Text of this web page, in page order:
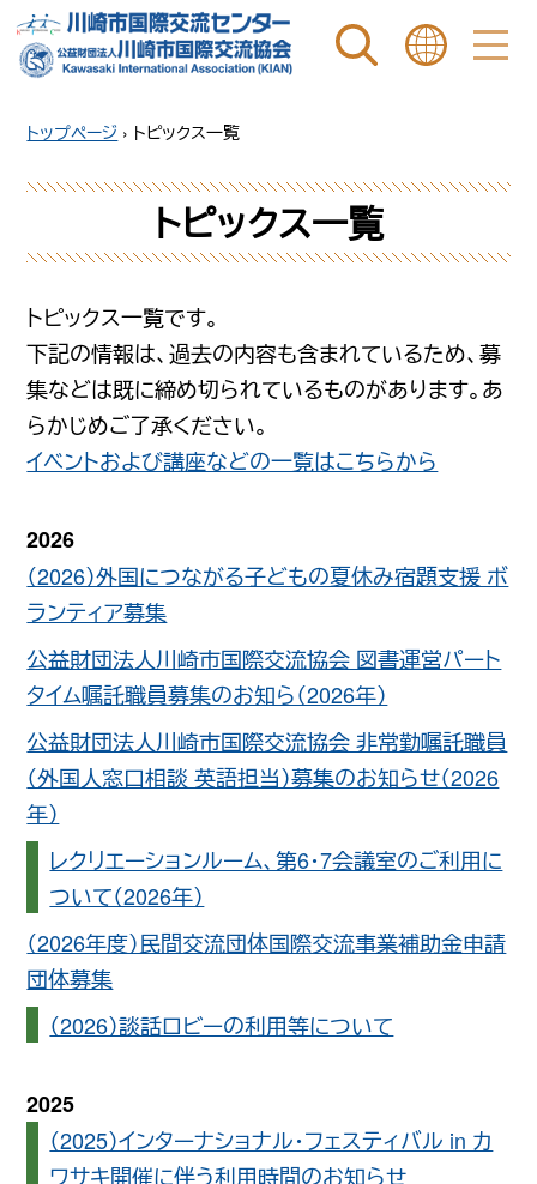
ページ内を検索
ことば
トップページ › トピックス一覧
トピックス一覧
トピックス一覧です。
下記の情報は、過去の内容も含まれているため、募
集などは既に締め切られているものがあります。あ
らかじめご了承ください。
イベントおよび講座などの一覧はこちらから
2026
（2026）外国につながる子どもの夏休み宿題支援 ボ
ランティア募集
公益財団法人川崎市国際交流協会 図書運営パート
タイム嘱託職員募集のお知ら（2026年）
公益財団法人川崎市国際交流協会 非常勤嘱託職員
（外国人窓口相談 英語担当）募集のお知らせ（2026
年）
レクリエーションルーム、第6・7会議室のご利用に
ついて（2026年）
（2026年度）民間交流団体国際交流事業補助金申請
団体募集
（2026）談話ロビーの利用等について
2025
（2025）インターナショナル・フェスティバル in カ
ワサキ開催に伴う利用時間のお知らせ